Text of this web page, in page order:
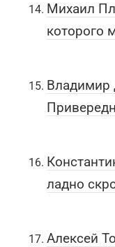
Михаил
которого
Владимир
ладно
Алексей